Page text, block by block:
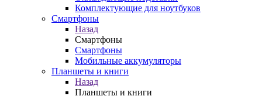
Комплектующие для ноутбуков
Смартфоны
Назад
Смартфоны
Смартфоны
Мобильные аккумуляторы
Планшеты и книги
Назад
Планшеты и книги